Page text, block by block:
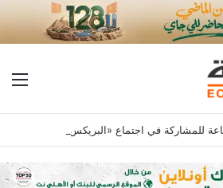
للمشاركة في اجتماع «البريكس» 2027